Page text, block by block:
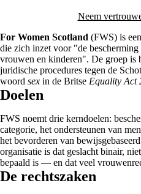
Neem
For Women Scotland (FWS) is
die zich inzet voor "de
vrouwen en kinderen". De groep is
juridische procedures tegen de
woord sex in de Britse Equality Act
Doelen
FWS noemt drie kerndoelen:
categorie, het ondersteunen van
het bevorderen van
organisatie is dat geslacht binair,
bepaald is — en dat veel
De rechtszaken